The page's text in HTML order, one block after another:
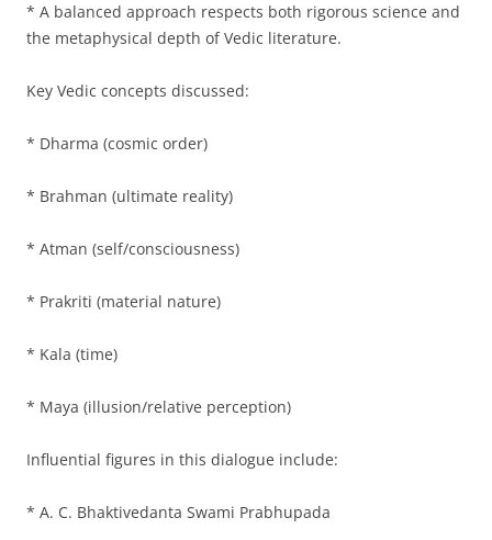
* A balanced approach respects both rigorous science and
the metaphysical depth of Vedic literature.
Key Vedic concepts discussed:
* Dharma (cosmic order)
* Brahman (ultimate reality)
* Atman (self/consciousness)
* Prakriti (material nature)
* Kala (time)
* Maya (illusion/relative perception)
Influential figures in this dialogue include:
* A. C. Bhaktivedanta Swami Prabhupada